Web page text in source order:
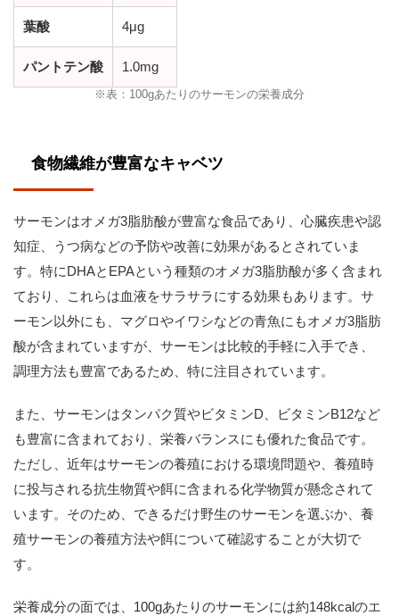
葉酸 4μg
パントテン酸 1.0mg
※表：100gあたりのサーモンの栄養成分
食物繊維が豊富なキャベツ
サーモンはオメガ3脂肪酸が豊富な食品であり、心臓疾患や認
知症、うつ病などの予防や改善に効果があるとされていま
す。特にDHAとEPAという種類のオメガ3脂肪酸が多く含まれ
ており、これらは血液をサラサラにする効果もあります。サ
ーモン以外にも、マグロやイワシなどの青魚にもオメガ3脂肪
酸が含まれていますが、サーモンは比較的手軽に入手でき、
調理方法も豊富であるため、特に注目されています。
また、サーモンはタンパク質やビタミンD、ビタミンB12など
も豊富に含まれており、栄養バランスにも優れた食品です。
ただし、近年はサーモンの養殖における環境問題や、養殖時
に投与される抗生物質や餌に含まれる化学物質が懸念されて
います。そのため、できるだけ野生のサーモンを選ぶか、養
殖サーモンの養殖方法や餌について確認することが大切で
す。
栄養成分の面では、100gあたりのサーモンには約148kcalのエ